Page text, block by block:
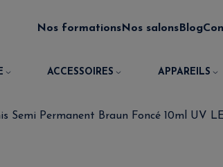
Nos formationsNos salons Blog
ACCESSOIRES APPAREILS
Semi Permanent Braun Foncé 10ml UV